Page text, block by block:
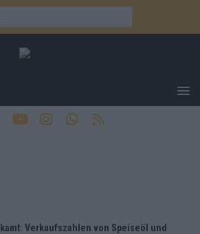
Verkaufszahlen von Speiseöl und